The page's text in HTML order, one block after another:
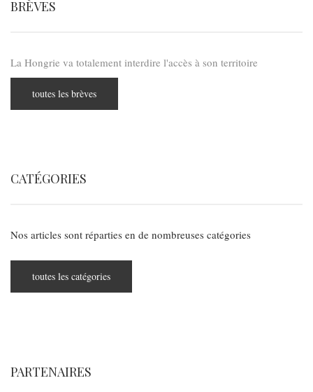
BRÈVES
La Hongrie va totalement interdire l'accès à son territoire
toutes les brèves
CATÉGORIES
Nos articles sont réparties en de nombreuses catégories
toutes les catégories
PARTENAIRES